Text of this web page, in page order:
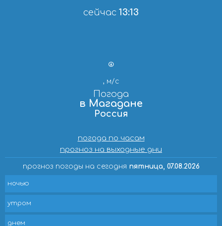
сейчас 13:13
, м/с
Погода
в Магадане
Россия
погода по часам
прогноз на выходные дни
прогноз погоды на сегодня пятница, 07.08.2026
ночью
утром
днем